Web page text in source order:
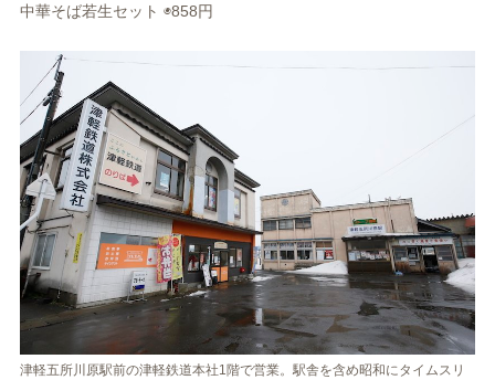
中華そば若生セット ◉858円
津軽五所川原駅前の津軽鉄道本社1階で営業。駅舎を含め昭和にタイムスリ